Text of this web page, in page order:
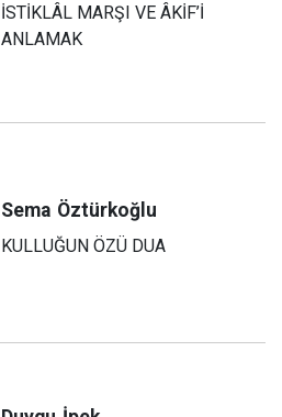
İSTİKLÂL MARŞI VE ÂKİF’İ
ANLAMAK
Sema Öztürkoğlu
KULLUĞUN ÖZÜ DUA